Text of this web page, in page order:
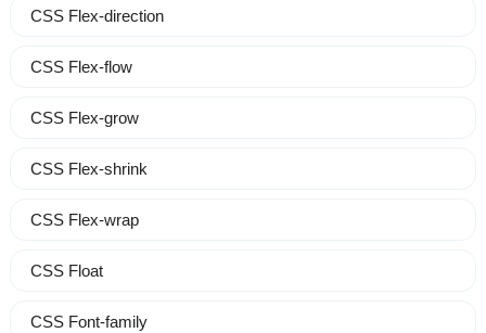
CSS Flex-direction
CSS Flex-flow
CSS Flex-grow
CSS Flex-shrink
CSS Flex-wrap
CSS Float
CSS Font-family